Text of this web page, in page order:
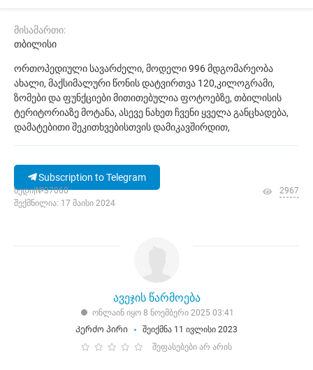
მისამართი:
თბილისი
ორთოპედიული სავარძელი, მოდელი 996 მდგომარეობა
ახალი, მაქსიმალური წონის დატვირთვა 120,კილოგრამი,
ზომები და ფუნქციები მითითებულია ფოტოებზე, თბილისის
ტერიტორიაზე მოტანა, ასევე ნახეთ ჩვენი ყველა განცხადება,
დამატებითი შეკითხვებისთვის დამიკავშირდით,
Subscription to Telegram
ხედი|№37060
შექმნილია: 17 მაისი 2024
2967
ავეჯის წარმოება
ონლაინ იყო 8 ნოემბერი 2025 03:41
Კერძო პირი
შეიქმნა 11 ივლისი 2023
შეფასებები არ არის